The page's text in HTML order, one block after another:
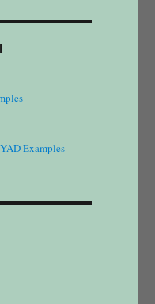
YAD Examples